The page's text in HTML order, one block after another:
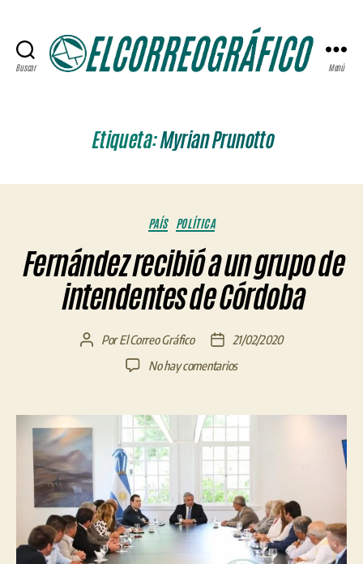
Buscar Menú
Etiqueta:Myrian Prunotto
Categorías
PAÍS POLÍTICA
Fernández recibió a un grupo de
intendentes de Córdoba
AutorPorEl Correo Gráfico
Fecha21/02/2020
No hay comentariosen
a
de
intendentes
de
Córdoba